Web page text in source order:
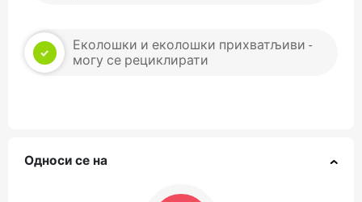
Еколошки и еколошки прихватљиви -
могу се рециклирати
Односи се на